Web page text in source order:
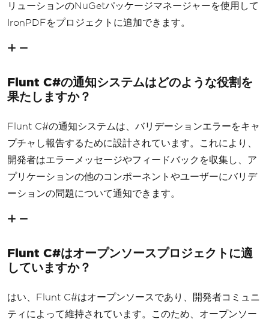
リューションのNuGetパッケージマネージャーを使用して
IronPDFをプロジェクトに追加できます。
Flunt C#の通知システムはどのような役割を
果たしますか？
Flunt C#の通知システムは、バリデーションエラーをキャ
プチャし報告するために設計されています。これにより、
開発者はエラーメッセージやフィードバックを収集し、ア
プリケーションの他のコンポーネントやユーザーにバリデ
ーションの問題について通知できます。
Flunt C#はオープンソースプロジェクトに適
していますか？
はい、Flunt C#はオープンソースであり、開発者コミュニ
ティによって維持されています。このため、オープンソー